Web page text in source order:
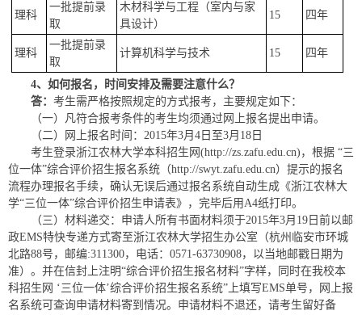
理科
一批提前录
取
木材科学与工程（室内与家
具设计）
15 四年
理科
一批提前录
取
计算机科学与技术 15 四年
4、如何报名，时间安排及需要注意什么？
答： 考生需严格按照规定的方式报考，主要规定如下：
（一）凡符合报考条件的考生均须通过网上报名提出申请。
（二）网上报名时间：2015年3月4日至3月18日
考生登录浙江农林大学本科招生网(http://zs.zafu.edu.cn)，根据 “三
位一体”综合评价招生报名系统（http://swyt.zafu.edu.cn）提示的报名
流程办理报名手续，确认无误后通过报名系统自动生成《浙江农林大
学“三位一体”综合评价招生申请表》，完毕后用A4纸打印。
（三）材料递交：申请人所有书面材料须于2015年3月19日前以邮
政EMS特快专递方式寄至浙江农林大学招生办公室（杭州临安市环城
北路88号，邮编:311300，电话：0571-63730908，以当地邮戳日期为
准）。并在信封上注明“综合评价招生报名材料”字样，同时在我校本
科招生网 ‘三位一体’综合评价招生报名系统”上填写EMS单号，网上报
名系统可查询申请材料寄到情况。申请材料不退还，请考生留好备